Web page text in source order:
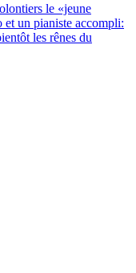
le «jeune
un pianiste accompli:
les rênes du